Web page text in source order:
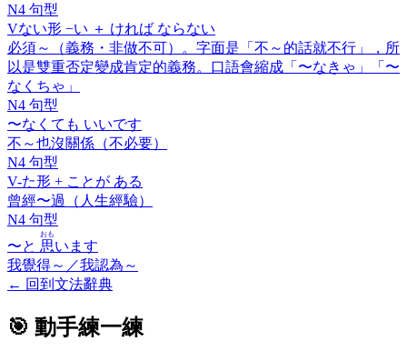
N4 句型
Vない形 −い ＋ ければ ならない
必須～（義務・非做不可）。字面是「不～的話就不行」，所
以是雙重否定變成肯定的義務。口語會縮成「〜なきゃ」「〜
なくちゃ」
N4 句型
〜なくても いいです
不～也沒關係（不必要）
N4 句型
V-た形 + ことが ある
曾經〜過（人生經驗）
N4 句型
〜と 思
おも
います
我覺得～／我認為～
← 回到文法辭典
🎯 動手練一練